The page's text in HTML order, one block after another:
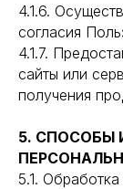
4.1.6.
согласия
4.1.7.
сайты или
получения
5. СПОСОБЫ
5.1.